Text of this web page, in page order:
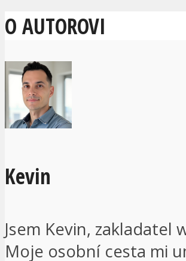
O AUTOROVI
Kevin
Jsem Kevin, zakladatel
Moje osobní cesta mi